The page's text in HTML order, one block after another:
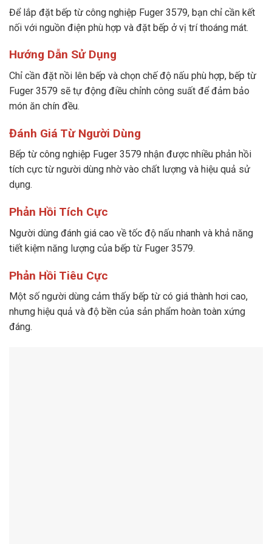
Để lắp đặt bếp từ công nghiệp Fuger 3579, bạn chỉ cần kết
nối với nguồn điện phù hợp và đặt bếp ở vị trí thoáng mát.
Hướng Dẫn Sử Dụng
Chỉ cần đặt nồi lên bếp và chọn chế độ nấu phù hợp, bếp từ
Fuger 3579 sẽ tự động điều chỉnh công suất để đảm bảo
món ăn chín đều.
Đánh Giá Từ Người Dùng
Bếp từ công nghiệp Fuger 3579 nhận được nhiều phản hồi
tích cực từ người dùng nhờ vào chất lượng và hiệu quả sử
dụng.
Phản Hồi Tích Cực
Người dùng đánh giá cao về tốc độ nấu nhanh và khả năng
tiết kiệm năng lượng của bếp từ Fuger 3579.
Phản Hồi Tiêu Cực
Một số người dùng cảm thấy bếp từ có giá thành hơi cao,
nhưng hiệu quả và độ bền của sản phẩm hoàn toàn xứng
đáng.